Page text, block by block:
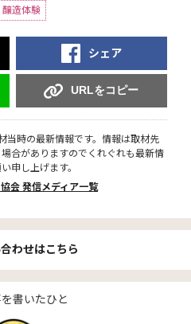
醸造体験
シェア
URLをコピー
当時の最新情報です。情報は取材先
合がありますのでくれぐれも最新情
申し上げます。
会 発信メディア一覧
わせはこちら
書いたひと